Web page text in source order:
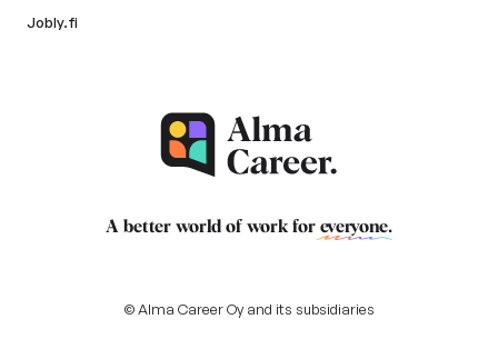
Jobly.fi
A better world of work for everyone.
© Alma Career Oy and its subsidiaries